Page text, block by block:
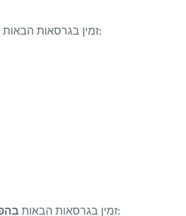
LibreOffice זמין בגרסאות הבאות:
LibreOffice זמין בגרסאות הבאות: